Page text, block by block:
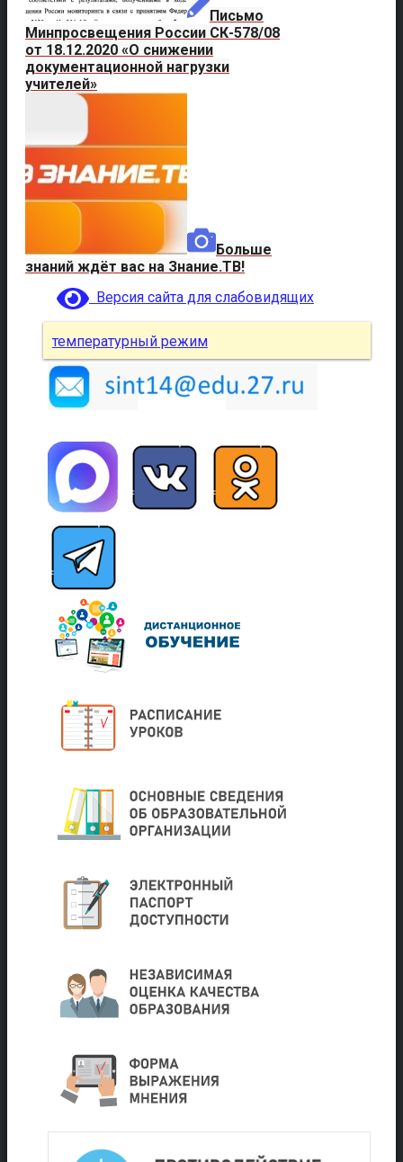
Письмо
Минпросвещения России СК-578/08
от 18.12.2020 «О снижении
документационной нагрузки
учителей»
Больше
знаний ждёт вас на Знание.ТВ!
Версия сайта для слабовидящих
температурный режим